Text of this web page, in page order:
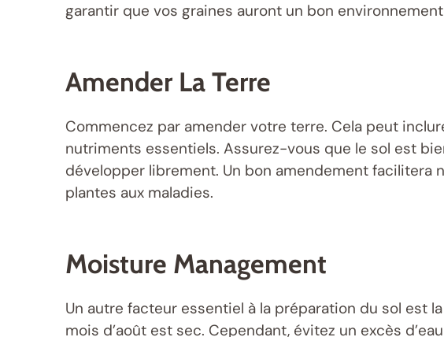
garantir que vos graines auront un bon
Amender La Terre
Commencez par amender votre terre. Cela peut
nutriments essentiels. Assurez-vous que le sol est
développer librement. Un bon amendement facilitera
plantes aux maladies.
Moisture Management
Un autre facteur essentiel à la préparation du sol est
mois d’août est sec. Cependant, évitez un excès